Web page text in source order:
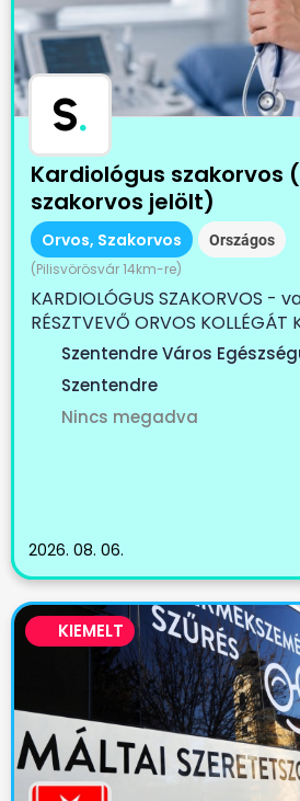
S.
Kardiológus szakorvos
szakorvos jelölt)
Orvos, Szakorvos Országos
(Pilisvörösvár 14km-re)
KARDIOLÓGUS SZAKORVOS -
RÉSZTVEVŐ ORVOS
egy...Szentendre Város
Szentendre
Nincs megadva
2026. 08. 06.
KIEMELT